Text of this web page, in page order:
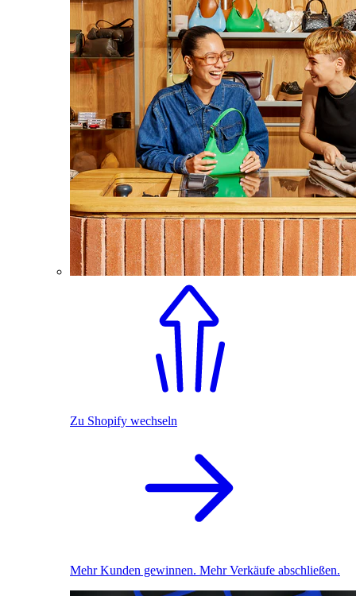
Zu Shopify wechseln
Mehr Kunden gewinnen. Mehr Verkäufe abschließen.